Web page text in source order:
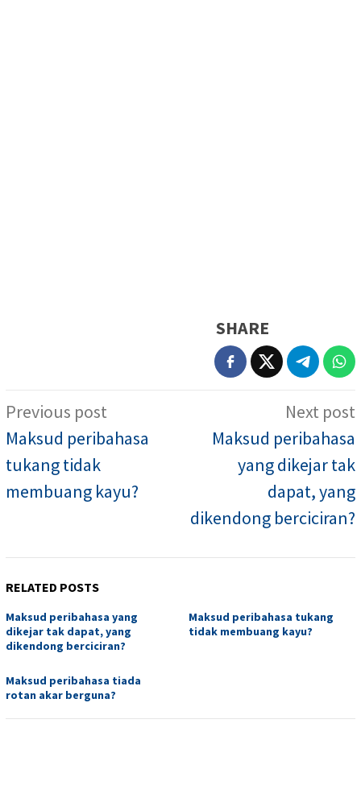
SHARE
Post
navigation
Previous post
Maksud peribahasa
tukang tidak
membuang kayu?
Next post
Maksud peribahasa
yang dikejar tak
dapat, yang
dikendong berciciran?
RELATED POSTS
Maksud peribahasa yang
dikejar tak dapat, yang
dikendong berciciran?
Maksud peribahasa tukang
tidak membuang kayu?
Maksud peribahasa tiada
rotan akar berguna?